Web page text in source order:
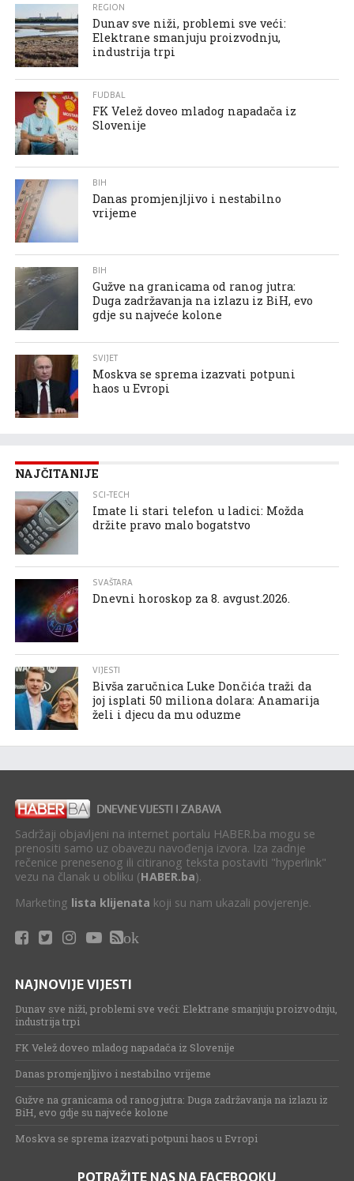
REGION
Dunav sve niži, problemi sve veći:
Elektrane smanjuju proizvodnju,
industrija trpi
FUDBAL
FK Velež doveo mladog napadača iz
Slovenije
BIH
Danas promjenjljivo i nestabilno
vrijeme
BIH
Gužve na granicama od ranog jutra:
Duga zadržavanja na izlazu iz BiH, evo
gdje su najveće kolone
SVIJET
Moskva se sprema izazvati potpuni
haos u Evropi
NAJČITANIJE
SCI-TECH
Imate li stari telefon u ladici: Možda
držite pravo malo bogatstvo
SVAŠTARA
Dnevni horoskop za 8. avgust.2026.
VIJESTI
Bivša zaručnica Luke Dončića traži da
joj isplati 50 miliona dolara: Anamarija
želi i djecu da mu oduzme
Sadržaji objavljeni na internet portalu HABER.ba mogu se
prenositi samo uz obavezu navođenja izvora. Iza zadnje
rečenice prenesenog ili citiranog teksta postaviti "hyperlink"
vezu na članak u obliku (HABER.ba).
Marketing lista klijenata koji su nam ukazali povjerenje.
ok
NAJNOVIJE VIJESTI
Dunav sve niži, problemi sve veći: Elektrane smanjuju proizvodnju,
industrija trpi
FK Velež doveo mladog napadača iz Slovenije
Danas promjenjljivo i nestabilno vrijeme
Gužve na granicama od ranog jutra: Duga zadržavanja na izlazu iz
BiH, evo gdje su najveće kolone
Moskva se sprema izazvati potpuni haos u Evropi